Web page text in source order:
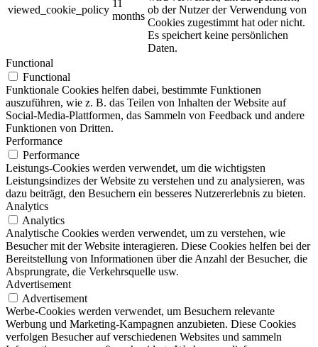
viewed_cookie_policy
11
months
ob der Nutzer der Verwendung von
Cookies zugestimmt hat oder nicht.
Es speichert keine persönlichen
Daten.
Functional
Functional
Funktionale Cookies helfen dabei, bestimmte Funktionen
auszuführen, wie z. B. das Teilen von Inhalten der Website auf
Social-Media-Plattformen, das Sammeln von Feedback und andere
Funktionen von Dritten.
Performance
Performance
Leistungs-Cookies werden verwendet, um die wichtigsten
Leistungsindizes der Website zu verstehen und zu analysieren, was
dazu beiträgt, den Besuchern ein besseres Nutzererlebnis zu bieten.
Analytics
Analytics
Analytische Cookies werden verwendet, um zu verstehen, wie
Besucher mit der Website interagieren. Diese Cookies helfen bei der
Bereitstellung von Informationen über die Anzahl der Besucher, die
Absprungrate, die Verkehrsquelle usw.
Advertisement
Advertisement
Werbe-Cookies werden verwendet, um Besuchern relevante
Werbung und Marketing-Kampagnen anzubieten. Diese Cookies
verfolgen Besucher auf verschiedenen Websites und sammeln